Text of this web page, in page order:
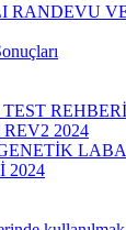
RANDEVU
REHBERİ
2024
2024